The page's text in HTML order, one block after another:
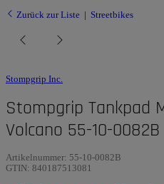
Zurück zur Liste Streetbikes
Stompgrip Inc.
Stompgrip Tankpad
Volcano 55-10-0082B
Artikelnummer: 55-10-0082B
GTIN: 840187513081